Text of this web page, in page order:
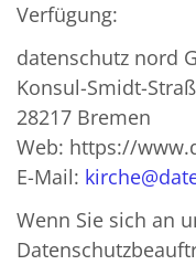
Verfügung:
datenschutz nord
Konsul-Smidt-
28217 Bremen
Web: https://
E-Mail:
Wenn Sie sich an